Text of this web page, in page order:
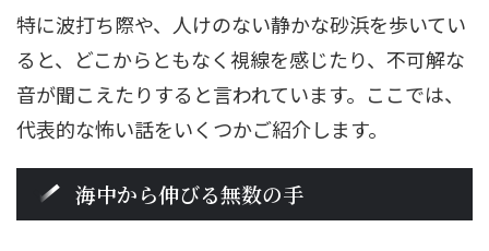
特に波打ち際や、人けのない静かな砂浜を歩いてい
ると、どこからともなく視線を感じたり、不可解な
音が聞こえたりすると言われています。ここでは、
代表的な怖い話をいくつかご紹介します。
海中から伸びる無数の手